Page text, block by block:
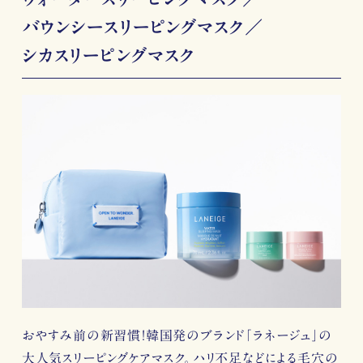
バウンシースリーピングマスク／
シカスリーピングマスク
おやすみ前の新習慣！韓国発のブランド「ラネージュ」の
大人気スリーピングケアマスク。ハリ不足などによる毛穴の